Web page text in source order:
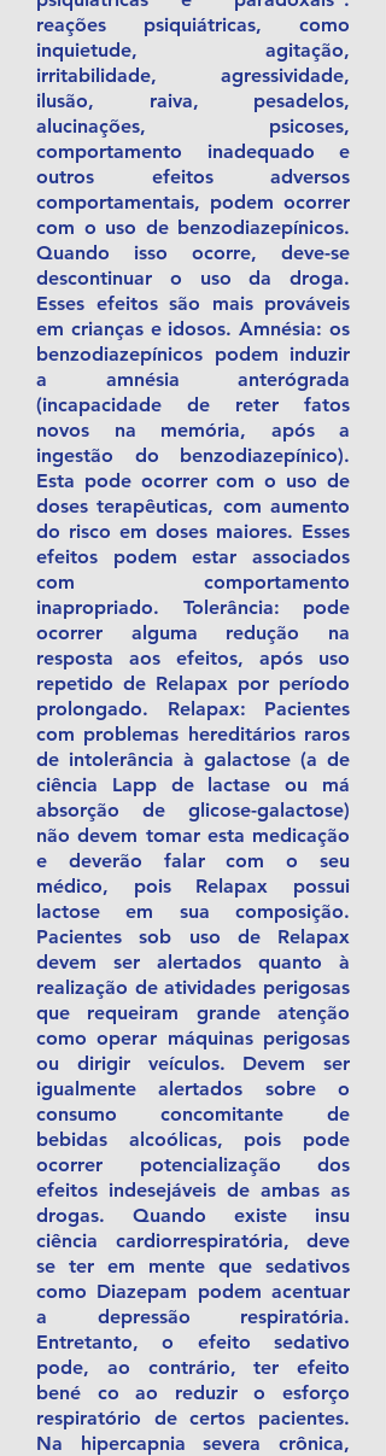
reações psiquiátricas, como
inquietude, agitação,
irritabilidade, agressividade,
ilusão, raiva, pesadelos,
alucinações, psicoses,
comportamento inadequado e
outros efeitos adversos
comportamentais, podem ocorrer
com o uso de benzodiazepínicos.
Quando isso ocorre, deve-se
descontinuar o uso da droga.
Esses efeitos são mais prováveis
em crianças e idosos. Amnésia: os
benzodiazepínicos podem induzir
a amnésia anterógrada
(incapacidade de reter fatos
novos na memória, após a
ingestão do benzodiazepínico).
Esta pode ocorrer com o uso de
doses terapêuticas, com aumento
do risco em doses maiores. Esses
efeitos podem estar associados
com comportamento
inapropriado. Tolerância: pode
ocorrer alguma redução na
resposta aos efeitos, após uso
repetido de Relapax por período
prolongado. Relapax: Pacientes
com problemas hereditários raros
de intolerância à galactose (a de
ciência Lapp de lactase ou má
absorção de glicose-galactose)
não devem tomar esta medicação
e deverão falar com o seu
médico, pois Relapax possui
lactose em sua composição.
Pacientes sob uso de Relapax
devem ser alertados quanto à
realização de atividades perigosas
que requeiram grande atenção
como operar máquinas perigosas
ou dirigir veículos. Devem ser
igualmente alertados sobre o
consumo concomitante de
bebidas alcoólicas, pois pode
ocorrer potencialização dos
efeitos indesejáveis de ambas as
drogas. Quando existe insu
ciência cardiorrespiratória, deve
se ter em mente que sedativos
como Diazepam podem acentuar
a depressão respiratória.
Entretanto, o efeito sedativo
pode, ao contrário, ter efeito
bené co ao reduzir o esforço
respiratório de certos pacientes.
Na hipercapnia severa crônica,